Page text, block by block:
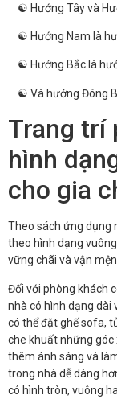
☯ Hướng Tây và
☯ Hướng Nam là
☯ Hướng Bắc là
☯ Và hướng Đông
Trang trí
hình
cho gia
Theo sách ứng dụng
theo hình dạng
vững chãi và vận
Đối với phòng khách
nhà có hình dạng dài
có thể đặt ghế sofa,
che khuất những góc
thêm ánh sáng và
trong nhà dễ dàng
có hình tròn, vuông